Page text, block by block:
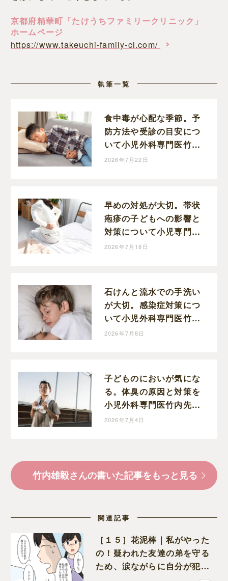
京都府精華町「たけうちファミリークリニック」
ホームページ
https://www.takeuchi-family-cl.com/
執筆一覧
食中毒が心配な季節。予
防方法や受診の目安につ
いて小児外科専門医竹内
先生に伺いました
2026年7月22日
早めの対処が大切。帯状
疱疹の子どもへの影響と
対策について小児専門医
竹内先生に伺いました
2026年7月18日
石けんと流水での手洗い
が大切。感染症対策につ
いて小児外科専門医竹内
先生に伺いました
2026年7月8日
子どものにおいが気にな
る。体臭の原因と対策を
小児外科専門医竹内先生
に伺いました
2026年7月4日
竹内雄毅さんの書いた記事をもっと見る
関連記事
［１５］花泥棒｜私がやった
の！疑われた友達の弟を守る
ため、涙ながらに自分が犯人